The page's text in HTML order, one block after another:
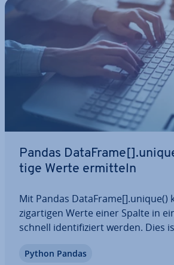
Pandas
ti­ge Werte ermitteln
Mit Pandas
zig­ar­ti­gen Werte einer Spalte in
schnell iden­ti­fi­ziert werden. Dies
Rückgabe eines numpy-Arrays
Python Pandas